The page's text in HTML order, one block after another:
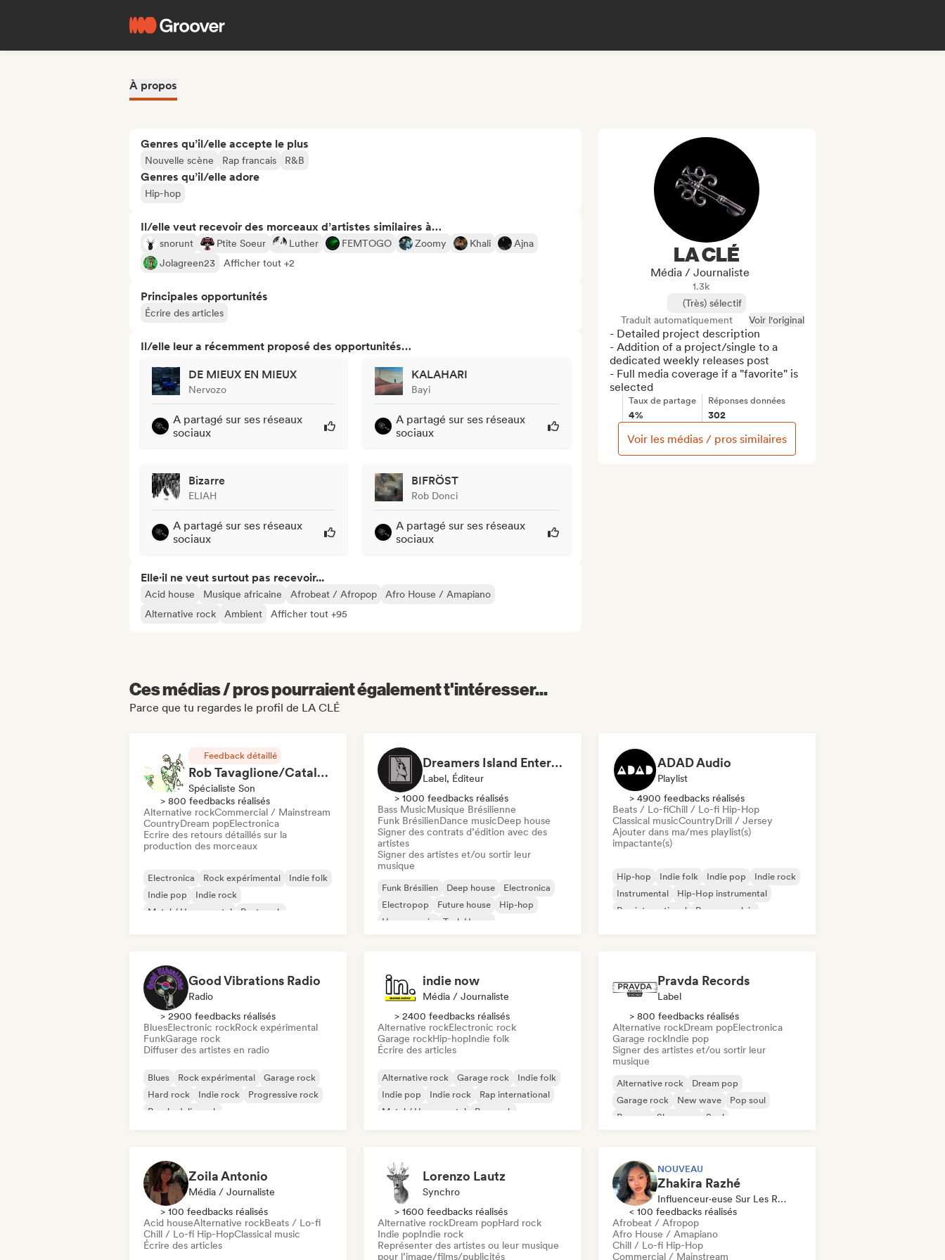
À propos
Genres qu’il/elle accepte le plus
Nouvelle scène Rap francais R&B
Genres qu’il/elle adore
Hip-hop
Il/elle veut recevoir des morceaux d’artistes similaires à…
snorunt Ptite Soeur Luther FEMTOGO Zoomy Khali
Ajna
Jolagreen23
Afficher tout +2
Principales opportunités
Écrire des articles
Il/elle leur a récemment proposé des opportunités…
DE MIEUX EN MIEUX
Nervozo
A partagé sur ses réseaux
sociaux
KALAHARI
Bayi
A partagé sur ses réseaux
sociaux
Bizarre
ELIAH
A partagé sur ses réseaux
sociaux
BIFRÖST
Rob Donci
A partagé sur ses réseaux
sociaux
Elle·il ne veut surtout pas recevoir...
Acid house Musique africaine Afrobeat / Afropop
Afro House / Amapiano
Alternative rock
Ambient Afficher tout +95
LA CLÉ
Média / Journaliste
1.3k
(Très) sélectif
Traduit automatiquement
Voir l'original
- Detailed project description
- Addition of a project/single to a
dedicated weekly releases post
- Full media coverage if a "favorite" is
selected
Taux de partage
4%
Réponses données
302
Voir les médias / pros similaires
Ces médias / pros pourraient également t'intéresser...
Parce que tu regardes le profil de LA CLÉ
Feedback détaillé
Rob Tavaglione/Catalyst Recording
Spécialiste Son
> 800 feedbacks réalisés
Alternative rockCommercial / Mainstream
CountryDream popElectronica
Ecrire des retours détaillés sur la
production des morceaux
Electronica Rock expérimental
Indie folk
Indie pop
Indie rock
Metal / Heavy metal
Post punk
Dreamers Island Entertainment
Label, Éditeur
> 1000 feedbacks réalisés
Bass MusicMusique Brésilienne
Funk BrésilienDance musicDeep house
Signer des contrats d’édition avec des
artistes
Signer des artistes et/ou sortir leur
musique
Funk Brésilien Deep house
Electronica
Electropop
Future house
Hip-hop
House music
Tech House
ADAD Audio
Playlist
> 4900 feedbacks réalisés
Beats / Lo-fiChill / Lo-fi Hip-Hop
Classical musicCountryDrill / Jersey
Ajouter dans ma/mes playlist(s)
impactante(s)
Hip-hop Indie folk Indie pop
Indie rock
Instrumental
Hip-Hop instrumental
Rap international
Rap en anglais
Good Vibrations Radio
Radio
> 2900 feedbacks réalisés
BluesElectronic rockRock expérimental
FunkGarage rock
Diffuser des artistes en radio
Blues Rock expérimental
Garage rock
Hard rock
Indie rock
Progressive rock
Psychedelic rock
indie now
Média / Journaliste
> 2400 feedbacks réalisés
Alternative rockElectronic rock
Garage rockHip-hopIndie folk
Écrire des articles
Alternative rock Garage rock
Indie folk
Indie pop
Indie rock
Rap international
Metal / Heavy metal
Pop rock
Pravda Records
Label
> 800 feedbacks réalisés
Alternative rockDream popElectronica
Garage rockIndie pop
Signer des artistes et/ou sortir leur
musique
Alternative rock
Dream pop
Garage rock
New wave
Pop soul
Reggae
Shoegaze Soul
Zoila Antonio
Média / Journaliste
> 100 feedbacks réalisés
Acid houseAlternative rockBeats / Lo-fi
Chill / Lo-fi Hip-HopClassical music
Écrire des articles
Lorenzo Lautz
Synchro
> 1600 feedbacks réalisés
Alternative rockDream popHard rock
Indie popIndie rock
Représenter des artistes ou leur musique
pour l’image/films/publicités
NOUVEAU
Zhakira Razhé
Influenceur·euse Sur Les Réseaux Sociaux
< 100 feedbacks réalisés
Afrobeat / Afropop
Afro House / Amapiano
Chill / Lo-fi Hip-Hop
Commercial / Mainstream